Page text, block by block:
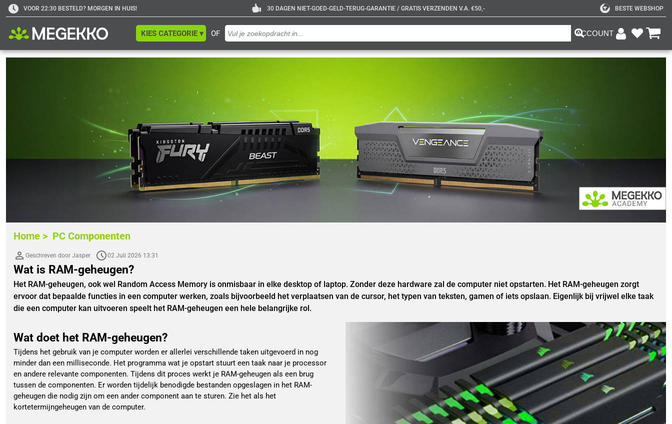
VOOR 22:30 BESTELD? MORGEN IN HUIS! 30 DAGEN NIET-GOED-GELD-TERUG-GARANTIE / GRATIS VERZENDEN V.A. €50,- BESTE WEBSHOP
OF
KIES CATEGORIE ▾ ACCOUNT
Home > PC Componenten
Geschreven door Jasper 02 Juli 2026 13:31
Wat is RAM-geheugen?
Het RAM-geheugen, ook wel Random Access Memory is onmisbaar in elke desktop of laptop. Zonder deze hardware zal de computer niet opstarten. Het RAM-geheugen zorgt
ervoor dat bepaalde functies in een computer werken, zoals bijvoorbeeld het verplaatsen van de cursor, het typen van teksten, gamen of iets opslaan. Eigenlijk bij vrijwel elke taak
die een computer kan uitvoeren speelt het RAM-geheugen een hele belangrijke rol.
Wat doet het RAM-geheugen?
Tijdens het gebruik van je computer worden er allerlei verschillende taken uitgevoerd in nog
minder dan een milliseconde. Het programma wat je opstart stuurt een taak naar je processor
en andere relevante componenten. Tijdens dit proces werkt je RAM-geheugen als een brug
tussen de componenten. Er worden tijdelijk benodigde bestanden opgeslagen in het RAM-
geheugen die nodig zijn om een ander component aan te sturen. Zie het als het
kortetermijngeheugen van de computer.